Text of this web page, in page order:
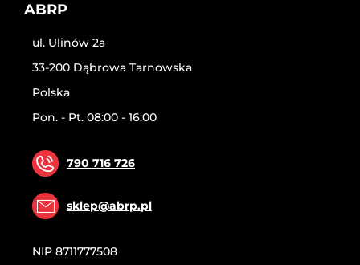
ABRP
ul. Ulinów 2a
33-200 Dąbrowa Tarnowska
Polska
Pon. - Pt. 08:00 - 16:00
790 716 726
sklep@abrp.pl
NIP 8711777508